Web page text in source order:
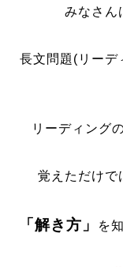
みなさん
長文問題(リーデ
リーディング
覚えただけで
「解き方」 を